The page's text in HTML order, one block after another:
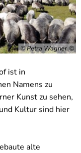
© Petra Wagner
ist in
Namens zu
Kunst zu sehen,
Kultur sind hier
alte